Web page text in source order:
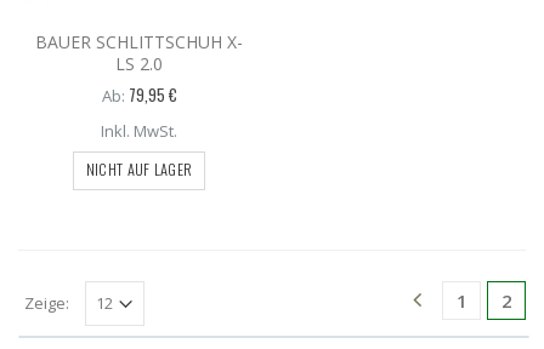
BAUER SCHLITTSCHUH X-
LS 2.0
Ab: 79,95 €
Inkl. MwSt.
NICHT AUF LAGER
1 2
Zeige: